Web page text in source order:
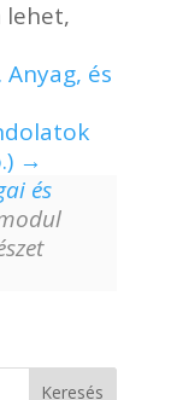
lehet,
és
és